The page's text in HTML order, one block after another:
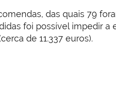
das quais 79
foi possível impedir a
de 11.337 euros).